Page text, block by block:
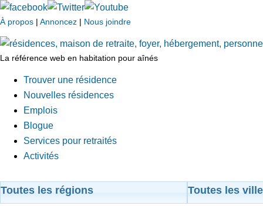
À propos | Annoncez | Nous joindre
La référence web en habitation pour aînés
Trouver une résidence
Nouvelles résidences
Emplois
Blogue
Services pour retraités
Activités
Toutes les régions Toutes les